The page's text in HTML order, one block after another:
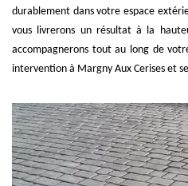
durablement dans votre espace
vous livrerons un résultat à la
accompagnerons tout au long de
intervention à Margny Aux Cerises et